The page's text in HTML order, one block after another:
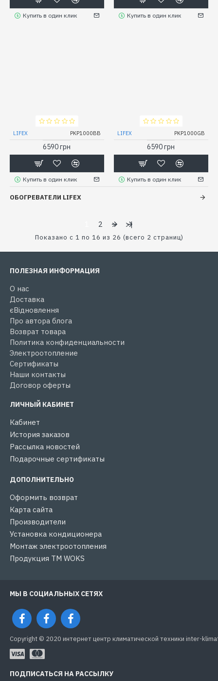
Купить в один клик Купить в один клик
LIFEX PKP1000BB
6590 грн
Купить в один клик
LIFEX PKP1000GB
6590 грн
Купить в один клик
ОБОГРЕВАТЕЛИ LIFEX
2 > >|
Показано с 1 по 16 из 26 (всего 2 страниц)
ПОЛЕЗНАЯ ИНФОРМАЦИЯ
О нас
Доставка
єВідновлення
Про автора блога
Возврат товара
Политика конфиденциальности
Электроотопление
Сертификаты
Наши контакты
Договор оферты
ЛИЧНЫЙ КАБИНЕТ
Кабинет
История заказов
Рассылка новостей
Подарочные сертификаты
ДОПОЛНИТЕЛЬНО
Оформить возврат
Карта сайта
Производители
Установка кондиционера
Монтаж электроотопления
Продукция ТМ WOKS
МЫ В СОЦИАЛЬНЫХ СЕТЯХ
Copyright © 2020 интернет центр климатической техники inter-
ПОДПИСАТЬСЯ НА РАССЫЛКУ